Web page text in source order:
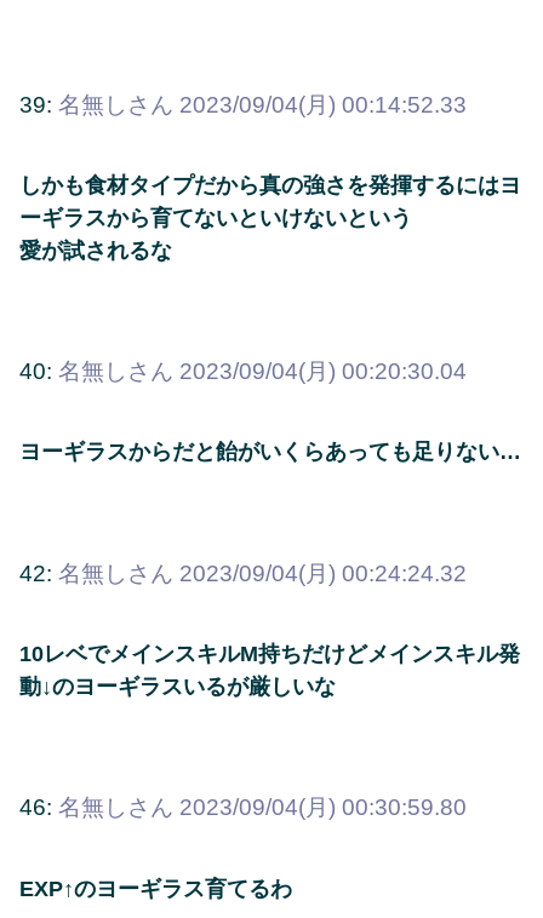
39: 名無しさん 2023/09/04(月) 00:14:52.33
しかも食材タイプだから真の強さを発揮するにはヨ
ーギラスから育てないといけないという
愛が試されるな
40: 名無しさん 2023/09/04(月) 00:20:30.04
ヨーギラスからだと飴がいくらあっても足りない…
42: 名無しさん 2023/09/04(月) 00:24:24.32
10レベでメインスキルM持ちだけどメインスキル発
動↓のヨーギラスいるが厳しいな
46: 名無しさん 2023/09/04(月) 00:30:59.80
EXP↑のヨーギラス育てるわ